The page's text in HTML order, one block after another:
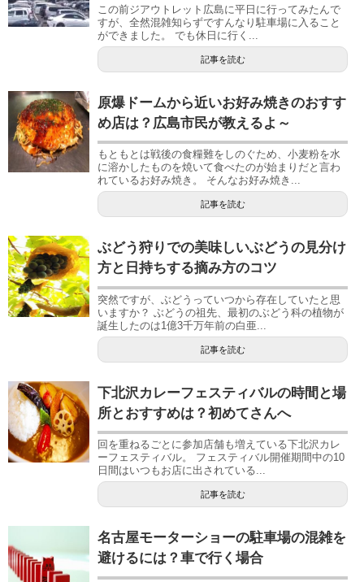
この前ジアウトレット広島に平日に行ってみたんで
すが、全然混雑知らずですんなり駐車場に入ること
ができました。 でも休日に行く...
記事を読む
原爆ドームから近いお好み焼きのおすす
め店は？広島市民が教えるよ～
もともとは戦後の食糧難をしのぐため、小麦粉を水
に溶かしたものを焼いて食べたのが始まりだと言わ
れているお好み焼き。 そんなお好み焼き...
記事を読む
ぶどう狩りでの美味しいぶどうの見分け
方と日持ちする摘み方のコツ
突然ですが、ぶどうっていつから存在していたと思
いますか？ ぶどうの祖先、最初のぶどう科の植物が
誕生したのは1億3千万年前の白亜...
記事を読む
下北沢カレーフェスティバルの時間と場
所とおすすめは？初めてさんへ
回を重ねるごとに参加店舗も増えている下北沢カレ
ーフェスティバル。 フェスティバル開催期間中の10
日間はいつもお店に出されている...
記事を読む
名古屋モーターショーの駐車場の混雑を
避けるには？車で行く場合